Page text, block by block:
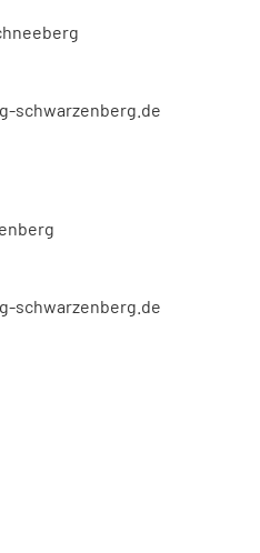
schwarzenberg.de
schwarzenberg.de